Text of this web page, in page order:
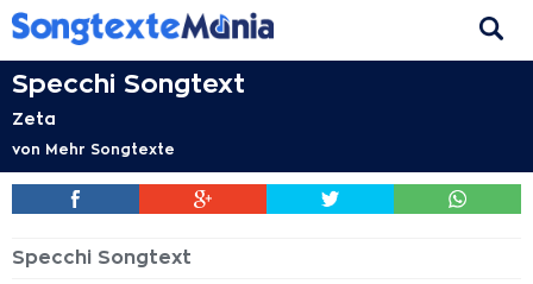
Specchi Songtext
Zeta
von Mehr Songtexte
Specchi Songtext